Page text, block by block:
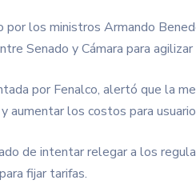
por los ministros Armando
Senado y Cámara para
por Fenalco, alertó que la
los costos para
de intentar relegar a los
fijar tarifas.